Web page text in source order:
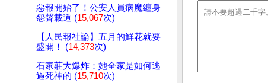
惡報開始了！公安人員病魔纏身
怨聲載道 (15,067次)
【人民報社論】五月的鮮花就要
盛開！ (14,373次)
石家莊大爆炸：她全家是如何逃
過死神的 (15,710次)